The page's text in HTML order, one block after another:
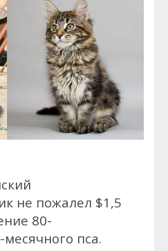
не пожалел $1,5
80-
пса.